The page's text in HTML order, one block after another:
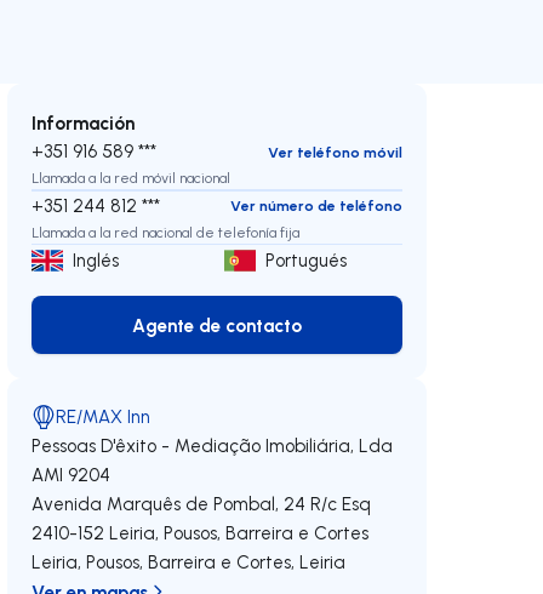
Información
+351 916 589 ***
Ver teléfono móvil
Llamada a la red móvil nacional
+351 244 812 ***
Ver número de teléfono
Llamada a la red nacional de telefonía fija
Inglés Portugués
Agente de contacto
Agente de contacto
RE/MAX Inn
Pessoas D'êxito - Mediação Imobiliária, Lda
AMI 9204
Avenida Marquês de Pombal, 24 R/c Esq
2410-152 Leiria, Pousos, Barreira e Cortes
Leiria, Pousos, Barreira e Cortes,Leiria